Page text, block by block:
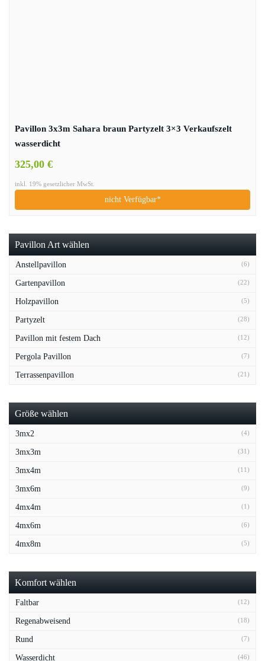
Pavillon 3x3m Sahara braun Partyzelt 3×3 Verkaufszelt
wasserdicht
325,00 €
inkl. 19% gesetzlicher MwSt.
nicht Verfügbar*
Pavillon Art wählen
Anstellpavillon (6)
Gartenpavillon (22)
Holzpavillon (5)
Partyzelt (28)
Pavillon mit festem Dach (12)
Pergola Pavillon (7)
Terrassenpavillon (21)
Größe wählen
3mx2 (4)
3mx3m (31)
3mx4m (11)
3mx6m (9)
4mx4m (1)
4mx6m (6)
4mx8m (5)
Komfort wählen
Faltbar (12)
Regenabweisend (18)
Rund (7)
Wasserdicht (46)